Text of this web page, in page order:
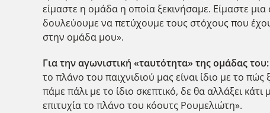
είμαστε η ομάδα η οποία ξεκινήσαμε. Είμαστε
δουλεύουμε να πετύχουμε τους στόχους που
στην ομάδα μου».
Για την αγωνιστική «ταυτότητα» της ομάδας του:
το πλάνο του παιχνιδιού μας είναι ίδιο με το
πάμε πάλι με το ίδιο σκεπτικό, δε θα αλλάξει
επιτυχία το πλάνο του κόουτς Ρουμελιώτη».